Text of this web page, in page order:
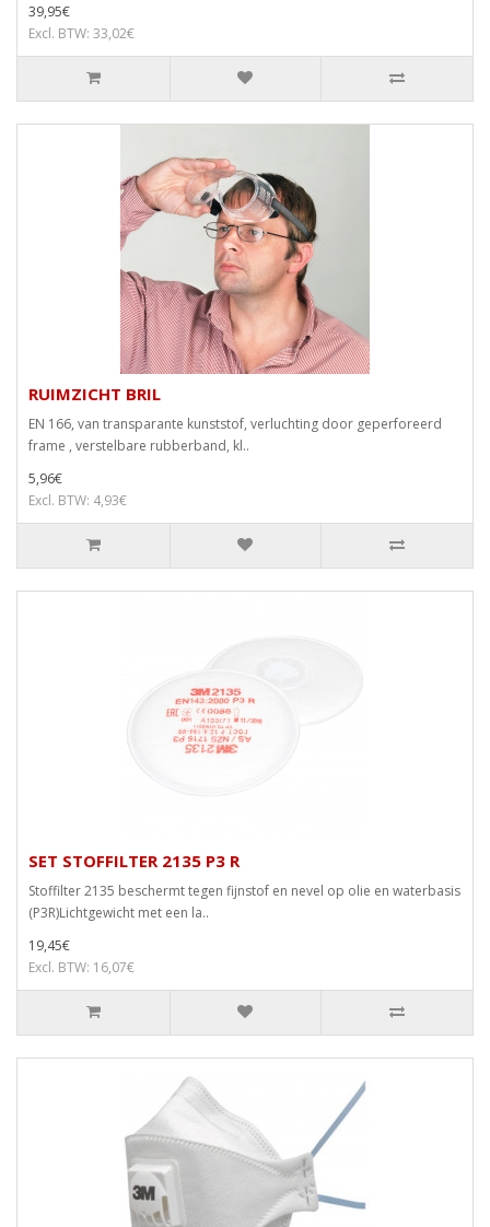
39,95€
Excl. BTW: 33,02€
RUIMZICHT BRIL
EN 166, van transparante kunststof, verluchting door geperforeerd
frame , verstelbare rubberband, kl..
5,96€
Excl. BTW: 4,93€
SET STOFFILTER 2135 P3 R
Stoffilter 2135 beschermt tegen fijnstof en nevel op olie en waterbasis
(P3R)Lichtgewicht met een la..
19,45€
Excl. BTW: 16,07€